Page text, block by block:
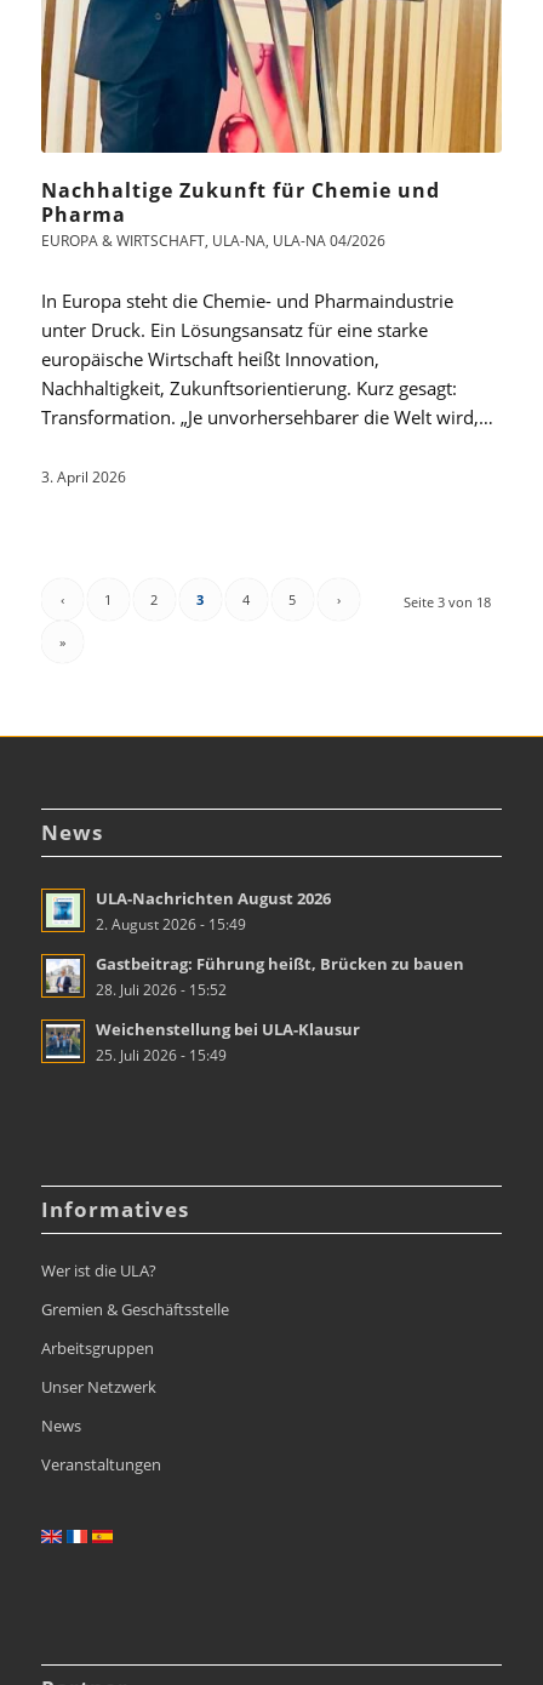
Nachhaltige Zukunft für Chemie und
Pharma
EUROPA & WIRTSCHAFT, ULA-NA, ULA-NA 04/2026
In Europa steht die Chemie- und Pharmaindustrie
unter Druck. Ein Lösungsansatz für eine starke
europäische Wirtschaft heißt Innovation,
Nachhaltigkeit, Zukunftsorientierung. Kurz gesagt:
Transformation. „Je unvorhersehbarer die Welt wird,…
3. April 2026
Seite 3 von 18
‹ 1 2 3 4 5 ›
»
News
ULA-Nachrichten August 2026
2. August 2026 - 15:49
Gastbeitrag: Führung heißt, Brücken zu bauen
28. Juli 2026 - 15:52
Weichenstellung bei ULA-Klausur
25. Juli 2026 - 15:49
Informatives
Wer ist die ULA?
Gremien & Geschäftsstelle
Arbeitsgruppen
Unser Netzwerk
News
Veranstaltungen